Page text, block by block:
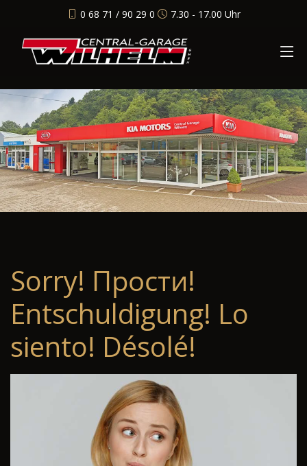
0 68 71 / 90 29 0 7.30 - 17.00 Uhr
Sorry! Прости!
Entschuldigung! Lo
siento! Désolé!